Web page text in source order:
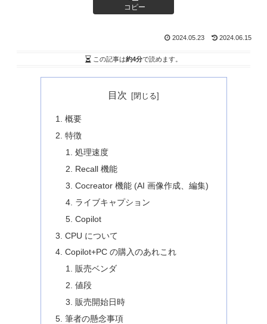
コピー
2024.05.23 2024.06.15
この記事は約4分で読めます。
目次
概要
特徴
処理速度
Recall 機能
Cocreator 機能 (AI 画像作成、編集)
ライブキャプション
Copilot
CPU について
Copilot+PC の購入のあれこれ
販売ベンダ
値段
販売開始日時
筆者の懸念事項